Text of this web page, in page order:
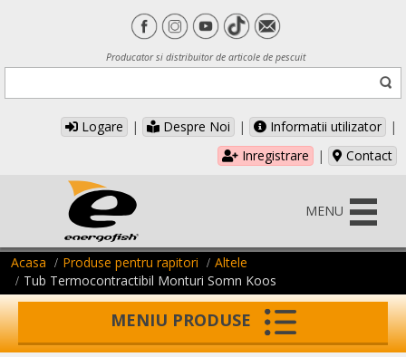
Producator si distribuitor de articole de pescuit
Logare | Despre Noi | Informatii utilizator
|
Inregistrare
| Contact
MENU
Acasa Produse pentru rapitori
Altele
Tub Termocontractibil Monturi Somn Koos
MENIU PRODUSE